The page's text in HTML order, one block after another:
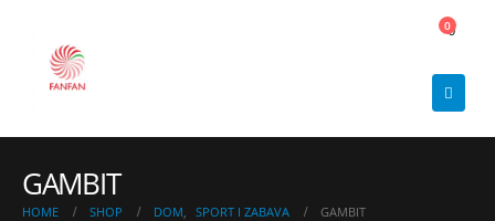
00
GAMBIT
HOME SHOP DOM, SPORT I ZABAVA GAMBIT